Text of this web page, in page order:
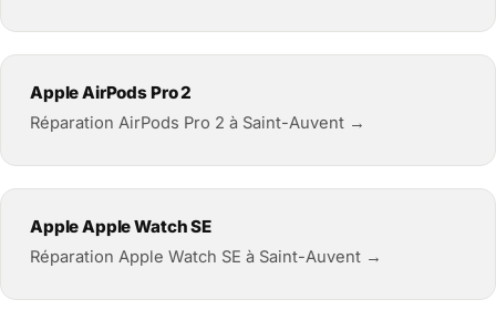
Apple AirPods Pro 2
Réparation AirPods Pro 2 à Saint-Auvent →
Apple Apple Watch SE
Réparation Apple Watch SE à Saint-Auvent →